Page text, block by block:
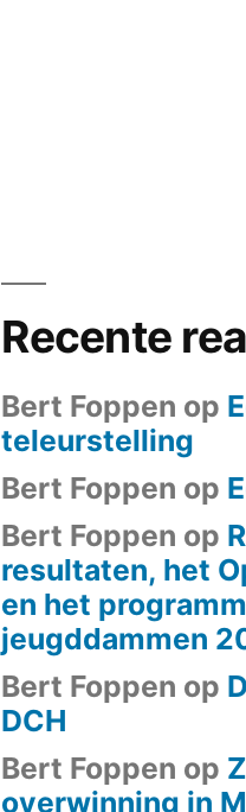
Recente
Bert Foppen op
teleurstelling
Bert Foppen op
Bert Foppen op
resultaten, het
en het
jeugddammen
Bert Foppen op
DCH
Bert Foppen op
overwinning in